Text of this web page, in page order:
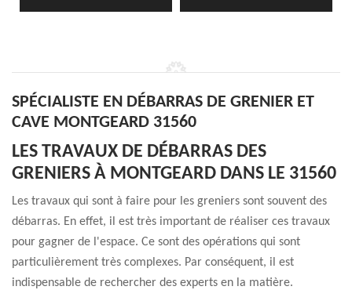
SPÉCIALISTE EN DÉBARRAS DE GRENIER ET
CAVE MONTGEARD 31560
LES TRAVAUX DE DÉBARRAS DES
GRENIERS À MONTGEARD DANS LE 31560
Les travaux qui sont à faire pour les greniers sont souvent des
débarras. En effet, il est très important de réaliser ces travaux
pour gagner de l'espace. Ce sont des opérations qui sont
particulièrement très complexes. Par conséquent, il est
indispensable de rechercher des experts en la matière.